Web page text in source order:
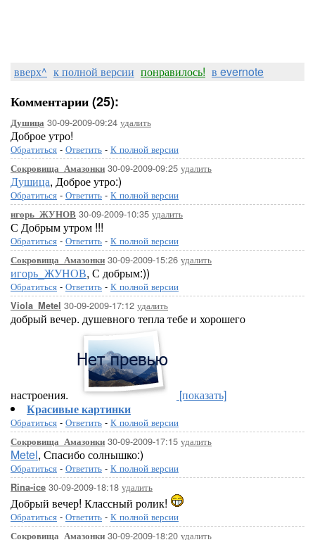
вверх^ к полной версии понравилось! в evernote
Комментарии (25):
Душица 30-09-2009-09:24 удалить
Доброе утро!
Обратиться - Ответить - К полной версии
Сокровища_Амазонки 30-09-2009-09:25 удалить
Душица, Доброе утро:)
Обратиться - Ответить - К полной версии
игорь_ЖУНОВ 30-09-2009-10:35 удалить
С Добрым утром !!!
Обратиться - Ответить - К полной версии
Сокровища_Амазонки 30-09-2009-15:26 удалить
игорь_ЖУНОВ, С добрым:))
Обратиться - Ответить - К полной версии
Viola_Metel 30-09-2009-17:12 удалить
добрый вечер. душевного тепла тебе и хорошего
настроения.
[показать]
Красивые картинки
Обратиться - Ответить - К полной версии
Сокровища_Амазонки 30-09-2009-17:15 удалить
Metel, Спасибо солнышко:)
Обратиться - Ответить - К полной версии
Rina-ice 30-09-2009-18:18 удалить
Добрый вечер! Классный ролик!
Обратиться - Ответить - К полной версии
Сокровища_Амазонки 30-09-2009-18:20 удалить